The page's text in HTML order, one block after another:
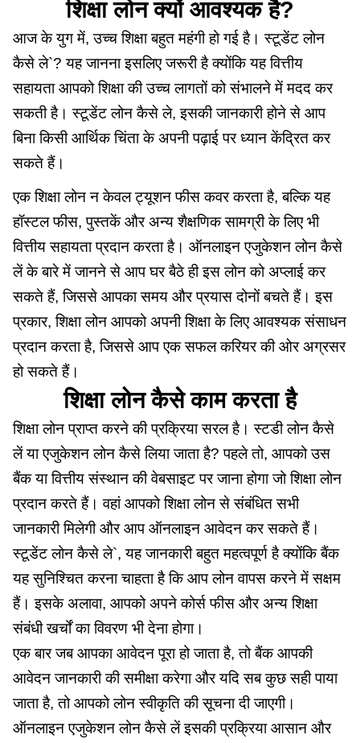
शिक्षा लोन क्यों आवश्यक है?
आज के युग में, उच्च शिक्षा बहुत महंगी हो गई है। स्टूडेंट लोन
कैसे ले`? यह जानना इसलिए जरूरी है क्योंकि यह वित्तीय
सहायता आपको शिक्षा की उच्च लागतों को संभालने में मदद कर
सकती है। स्टूडेंट लोन कैसे ले, इसकी जानकारी होने से आप
बिना किसी आर्थिक चिंता के अपनी पढ़ाई पर ध्यान केंद्रित कर
सकते हैं।
एक शिक्षा लोन न केवल ट्यूशन फीस कवर करता है, बल्कि यह
हॉस्टल फीस, पुस्तकें और अन्य शैक्षणिक सामग्री के लिए भी
वित्तीय सहायता प्रदान करता है। ऑनलाइन एजुकेशन लोन कैसे
लें के बारे में जानने से आप घर बैठे ही इस लोन को अप्लाई कर
सकते हैं, जिससे आपका समय और प्रयास दोनों बचते हैं। इस
प्रकार, शिक्षा लोन आपको अपनी शिक्षा के लिए आवश्यक संसाधन
प्रदान करता है, जिससे आप एक सफल करियर की ओर अग्रसर
हो सकते हैं।
शिक्षा लोन कैसे काम करता है
शिक्षा लोन प्राप्त करने की प्रक्रिया सरल है। स्टडी लोन कैसे
लें या एजुकेशन लोन कैसे लिया जाता है? पहले तो, आपको उस
बैंक या वित्तीय संस्थान की वेबसाइट पर जाना होगा जो शिक्षा लोन
प्रदान करते हैं। वहां आपको शिक्षा लोन से संबंधित सभी
जानकारी मिलेगी और आप ऑनलाइन आवेदन कर सकते हैं।
स्टूडेंट लोन कैसे ले`, यह जानकारी बहुत महत्वपूर्ण है क्योंकि बैंक
यह सुनिश्चित करना चाहता है कि आप लोन वापस करने में सक्षम
हैं। इसके अलावा, आपको अपने कोर्स फीस और अन्य शिक्षा
संबंधी खर्चों का विवरण भी देना होगा।
एक बार जब आपका आवेदन पूरा हो जाता है, तो बैंक आपकी
आवेदन जानकारी की समीक्षा करेगा और यदि सब कुछ सही पाया
जाता है, तो आपको लोन स्वीकृति की सूचना दी जाएगी।
ऑनलाइन एजुकेशन लोन कैसे लें इसकी प्रक्रिया आसान और